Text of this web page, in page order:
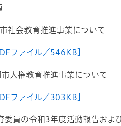
社会教育推進事業について
ファイル／546KB]
人権教育推進事業について​
ファイル／303KB]
委員の令和3年度活動報告およ